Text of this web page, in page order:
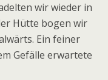
wir wieder in
Hütte bogen wir
Ein feiner
Gefälle erwartete